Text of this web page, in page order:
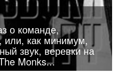
о команде,
или, как минимум,
звук, веревки на
Monks...